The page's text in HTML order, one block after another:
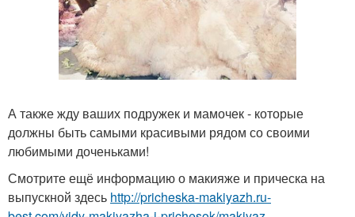
А также жду ваших подружек и мамочек - которые
должны быть самыми красивыми рядом со своими
любимыми доченьками!
Смотрите ещё информацию о макияже и прическа на
выпускной здесь http://pricheska-makiyazh.ru-